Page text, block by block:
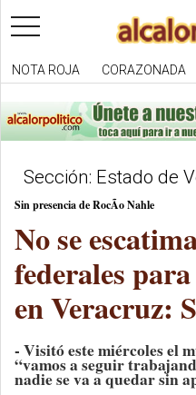
toggle
navigation
NOTA ROJA CORAZONADA
Sección: Estado de
Sin presencia de RocÃ­o Nahle
No se
federales
en Veracruz:
- Visitó este miércoles el
“vamos a seguir
nadie se va a quedar sin